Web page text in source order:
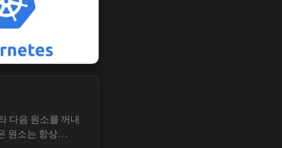
다음 원소를 꺼내
원소는 항상